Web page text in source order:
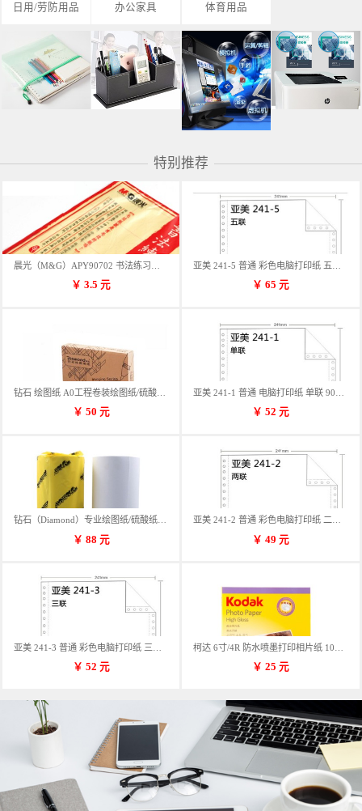
日用/劳防用品 办公家具 体育用品
特别推荐
￥ 3.5元 ￥ 65元
钻石 绘图纸 A0工程卷装绘图纸/硫酸纸 50m卷装 914*50MM/卷
￥ 50 元 ￥ 52元
钻石（Diamond）专业绘图纸/硫酸纸 临摹纸 73g A4 297mm*70m 单卷装
￥ 88 元
亚美 241-2 普通 彩色电脑打印纸 二联 900张/箱 蓝包装 三等份
￥ 49元
￥ 52 元 ￥ 25元